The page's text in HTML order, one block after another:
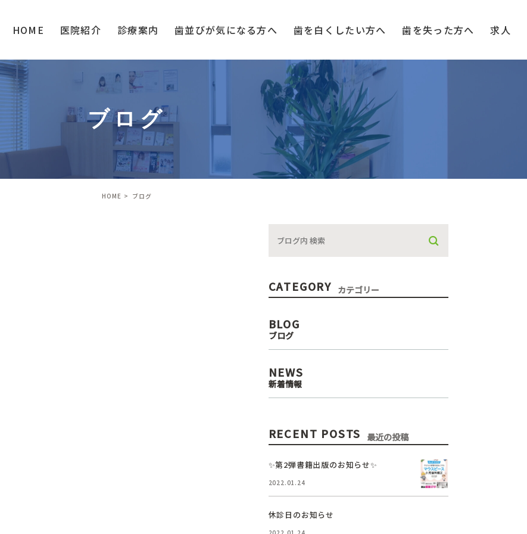
HOME 医院紹介 診療案内 歯並びが気になる方へ 歯を白く したい方へ 歯を失った方へ 求人
ブログ
HOME ブログ
CATEGORY カテゴリー
BLOG
ブログ
NEWS
新着情報
RECENT POSTS 最近の投稿
✨第2弾書籍出版のお知らせ✨
2022.01.24
休診日のお知らせ